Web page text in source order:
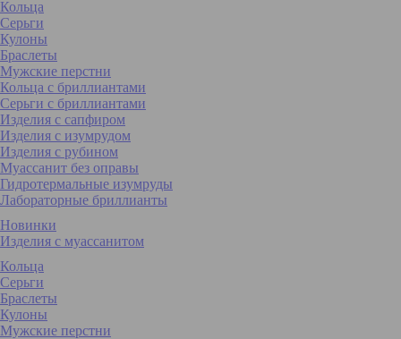
Кольца
Серьги
Кулоны
Браслеты
Мужские перстни
Кольца с бриллиантами
Серьги с бриллиантами
Изделия с сапфиром
Изделия с изумрудом
Изделия с рубином
Муассанит без оправы
Гидротермальные изумруды
Лабораторные бриллианты
Новинки
Изделия с муассанитом
Кольца
Серьги
Браслеты
Кулоны
Мужские перстни